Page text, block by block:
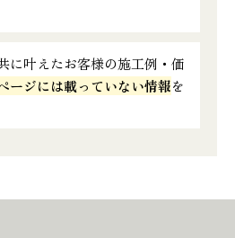
に叶えたお客様の施工例・価
ージには載っていない情報を